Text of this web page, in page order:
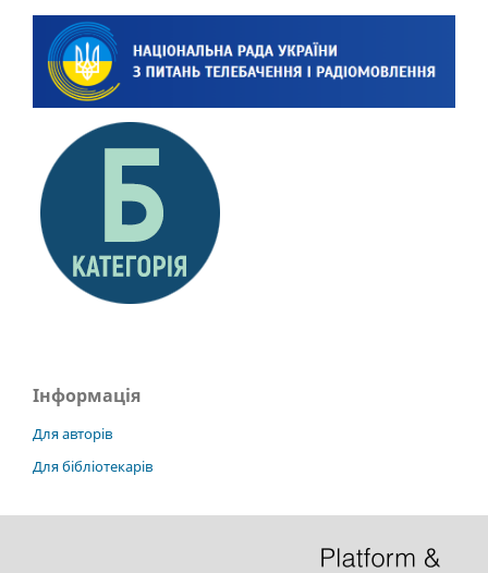
Інформація
Для авторів
Для бібліотекарів